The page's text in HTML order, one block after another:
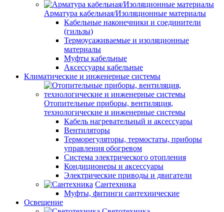
Арматура кабельная/Изоляционные материалы
Кабельные наконечники и соединители
(гильзы)
Термоусаживаемые и изоляционные
материалы
Муфты кабельные
Аксессуары кабельные
Климатические и инженерные системы
Отопительные приборы, вентиляция,
технологические и инженерные системы
Кабель нагревательный и аксессуары
Вентиляторы
Терморегуляторы, термостаты, приборы
управления обогревом
Система электрического отопления
Кондиционеры и аксессуары
Электрические приводы и двигатели
Сантехника
Муфты, фитинги сантехнические
Освещение